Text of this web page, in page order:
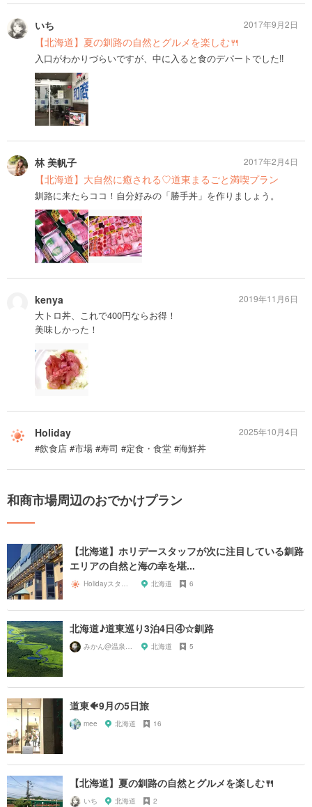
いち
【北海道】夏の釧路の自然とグルメを楽しむ🍴
入口がわかりづらいですが、中に入ると食のデパートでした‼️
2017年9月2日
林 美帆子
【北海道】大自然に癒される♡道東まるごと満喫プラン
釧路に来たらココ！自分好みの「勝手丼」を作りましょう。
2017年2月4日
kenya
大トロ丼、これで400円ならお得！
美味しかった！
2019年11月6日
Holiday
#飲食店 #市場 #寿司 #定食・食堂 #海鮮丼
2025年10月4日
和商市場周辺のおでかけプラン
【北海道】ホリデースタッフが次に注目している釧路
エリアの自然と海の幸を堪...
Holidayスタッフ 北海道 6
北海道♪道東巡り3泊4日④☆釧路
みかん@温泉に行きたい♨️ 北海道 5
道東🐠9月の5日旅
mee 北海道 16
【北海道】夏の釧路の自然とグルメを楽しむ🍴
いち 北海道 2